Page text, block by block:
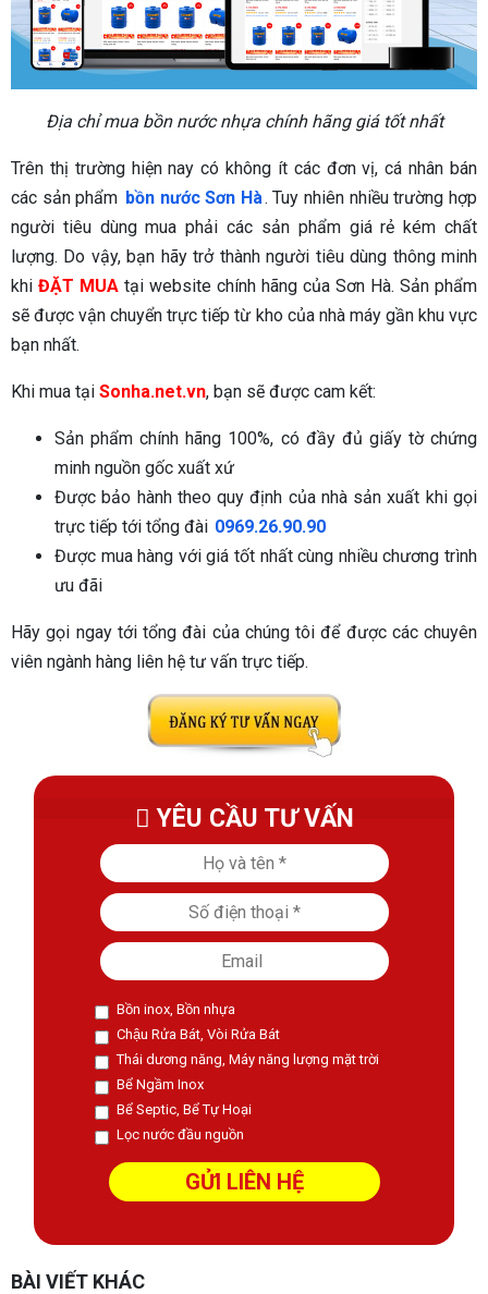
Địa chỉ mua bồn nước nhựa chính hãng giá tốt nhất
Trên thị trường hiện nay có không ít các đơn vị, cá nhân bán
các sản phẩm bồn nước Sơn Hà. Tuy nhiên nhiều trường hợp
người tiêu dùng mua phải các sản phẩm giá rẻ kém chất
lượng. Do vậy, bạn hãy trở thành người tiêu dùng thông minh
khi ĐẶT MUA tại website chính hãng của Sơn Hà. Sản phẩm
sẽ được vận chuyển trực tiếp từ kho của nhà máy gần khu vực
bạn nhất.
Khi mua tại Sonha.net.vn, bạn sẽ được cam kết:
Sản phẩm chính hãng 100%, có đầy đủ giấy tờ chứng
minh nguồn gốc xuất xứ
Được bảo hành theo quy định của nhà sản xuất khi gọi
trực tiếp tới tổng đài 0969.26.90.90
Được mua hàng với giá tốt nhất cùng nhiều chương trình
ưu đãi
Hãy gọi ngay tới tổng đài của chúng tôi để được các chuyên
viên ngành hàng liên hệ tư vấn trực tiếp.
YÊU CẦU TƯ VẤN
Bồn inox, Bồn nhựa
Chậu Rửa Bát, Vòi Rửa Bát
Thái dương năng, Máy năng lượng mặt trời
Bể Ngầm Inox
Bể Septic, Bể Tự Hoại
Lọc nước đầu nguồn
BÀI VIẾT KHÁC